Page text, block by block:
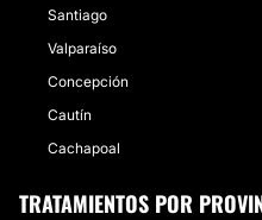
Santiago
Valparaíso
Concepción
Cautín
Cachapoal
TRATAMIENTOS POR